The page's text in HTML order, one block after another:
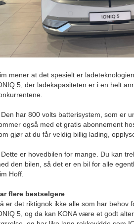
mener at det spesielt er
5, der ladekapasiteten er i en helt
har 800 volts batterisystem, som er
også med et gratis abonnement
gjør at du får veldig billig lading,
er hovedbilen for mange. Du kan
den bilen, så det er en bil for alle
Hoff.
flere bestselgere
er det riktignok ikke alle som har behov
5, og da kan KONA være et godt